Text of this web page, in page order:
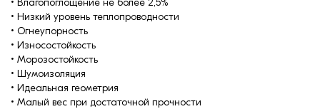
• Низкий уровень теплопроводности
• Огнеупорность
• Износостойкость
• Морозостойкость
• Шумоизоляция
• Идеальная геометрия
• Малый вес при достаточной прочности